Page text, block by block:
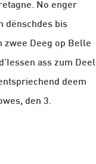
No enger
dënschdes bis
zwee Deeg op Belle
ass zum Deel
deem
den 3.